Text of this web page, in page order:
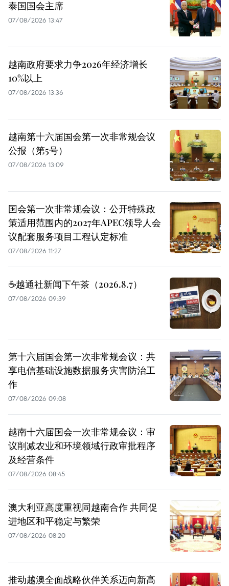
泰国国会主席
07/08/2026 13:47
越南政府要求力争2026年经济增长
10%以上
07/08/2026 13:36
越南第十六届国会第一次非常规会议
公报（第5号）
07/08/2026 13:09
国会第一次非常规会议：公开特殊政
策适用范围内的2027年APEC领导人会
议配套服务项目工程认定标准
07/08/2026 11:27
☕️越通社新闻下午茶（2026.8.7）
07/08/2026 09:39
第十六届国会第一次非常规会议：共
享电信基础设施数据服务灾害防治工
作
07/08/2026 09:08
越南十六届国会一次非常规会议：审
议削减农业和环境领域行政审批程序
及经营条件
07/08/2026 08:45
澳大利亚高度重视同越南合作 共同促
进地区和平稳定与繁荣
07/08/2026 08:20
推动越澳全面战略伙伴关系迈向新高